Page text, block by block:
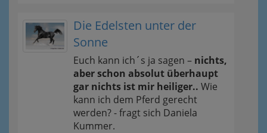
Die Edelsten unter der
Sonne
Euch kann ich´s ja sagen – nichts,
aber schon absolut überhaupt
gar nichts ist mir heiliger.. Wie
kann ich dem Pferd gerecht
werden? - fragt sich Daniela
Kummer.